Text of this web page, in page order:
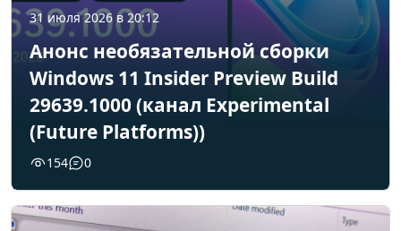
31 июля 2026 в 20:12
Анонс необязательной сборки
Windows 11 Insider Preview Build
29639.1000 (канал Experimental
(Future Platforms))
154 0